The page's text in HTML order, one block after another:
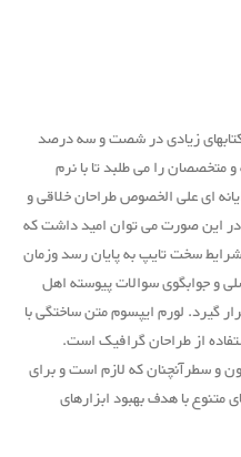
کتابهای زیادی در شصت و سه درصد
متخصصان را می طلبد تا با نرم
ای علی الخصوص طراحان خلاقی و
این صورت می توان امید داشت که
سخت تایپ به پایان رسد وزمان
و جوابگوی سوالات پیوسته اهل
گیرد. لورم ایپسوم متن ساختگی با
از طراحان گرافیک است.
و سطرآنچنان که لازم است و برای
متنوع با هدف بهبود ابزارهای